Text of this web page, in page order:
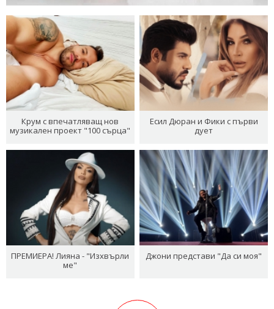
Крум с впечатляващ нов
музикален проект "100 сърца"
Есил Дюран и Фики с първи
дует
ПРЕМИЕРА! Лияна - "Изхвърли
ме"
Джони представи "Да си моя"